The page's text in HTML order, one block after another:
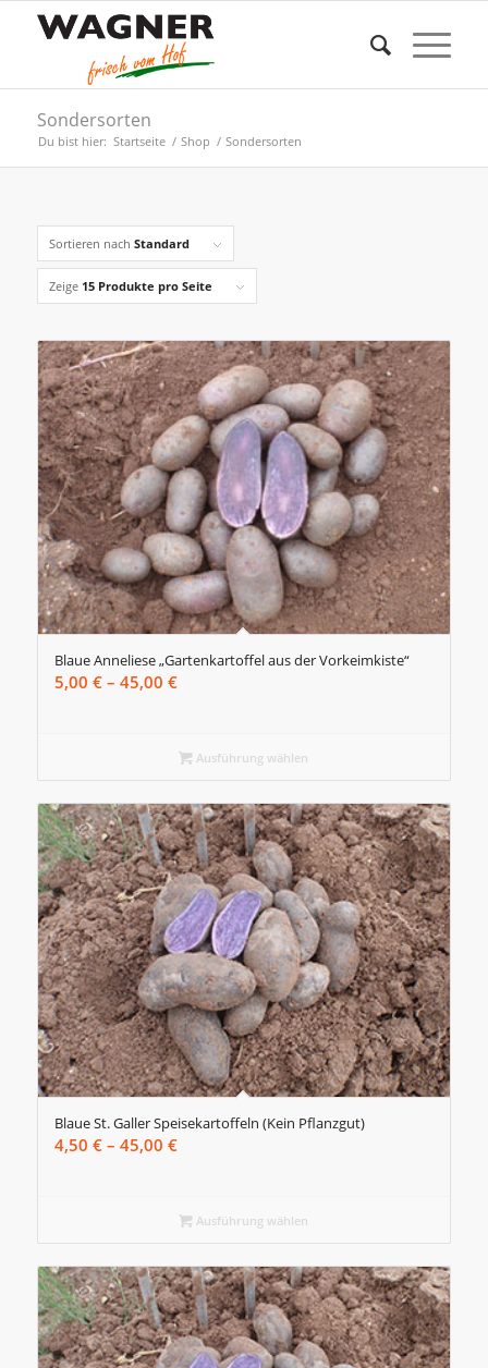
Sondersorten
Du bist hier: Startseite / Shop / Sondersorten
Sortieren nach Standard
Zeige 15 Produkte pro Seite
Blaue Anneliese „Gartenkartoffel aus der Vorkeimkiste“
5,00 € – 45,00 €Preisspanne:
45,00 €
Ausführung wählen
Blaue St. Galler Speisekartoffeln (Kein Pflanzgut)
4,50 € – 45,00 €Preisspanne:
45,00 €
Ausführung wählen